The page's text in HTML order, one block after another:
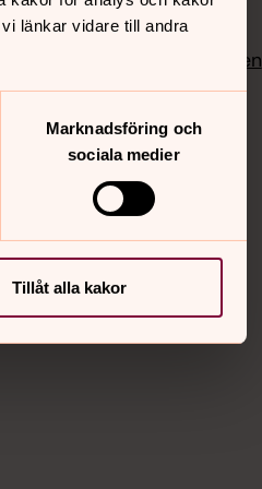
länkar vidare till andra
Marknadsföring och
sociala medier
Tillåt alla kakor
Instagram
Vimeo
Bloggportalen